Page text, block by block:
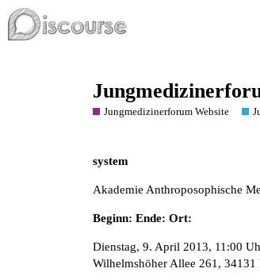
Jungmedizinerforum Website
system
Akademie Anthroposophische
Beginn: Ende: Ort:
Dienstag, 9. April 2013, 11:00
Wilhelmshöher Allee 261, 34131